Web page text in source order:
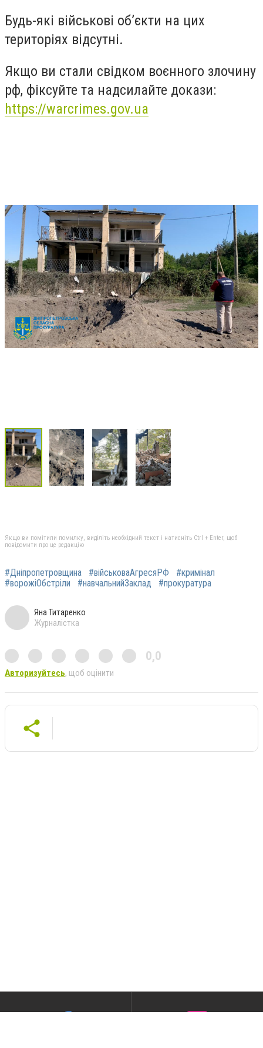
Будь-які військові об’єкти на цих
територіях відсутні.
Якщо ви стали свідком воєнного злочину
рф, фіксуйте та надсилайте докази:
https://warcrimes.gov.ua
Якщо ви помітили помилку, виділіть необхідний текст і натисніть Ctrl + Enter, щоб
повідомити про це редакцію
#Дніпропетровщина #військоваАгресяРФ
#кримінал
#ворожіОбстріли
#навчальнийЗаклад #прокуратура
Яна Титаренко
Журналістка
0,0
Авторизуйтесь, щоб оцінити